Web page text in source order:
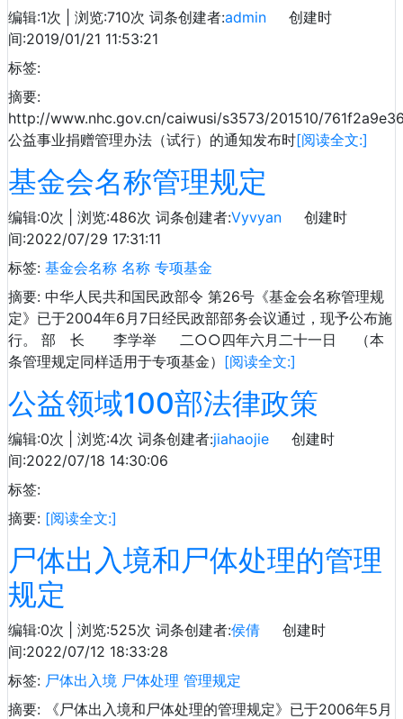
编辑:1次 | 浏览:710次 词条创建者:admin 创建时
间:2019/01/21 11:53:21
标签:
摘要:
http://www.nhc.gov.cn/caiwusi/s3573/201510/
公益事业捐赠管理办法（试行）的通知发布时[阅读全文:]
基金会名称管理规定
编辑:0次 | 浏览:486次 词条创建者:Vyvyan 创建时
间:2022/07/29 17:31:11
标签: 基金会名称 名称 专项基金
摘要: 中华人民共和国民政部令 第26号《基金会名称管理规
定》已于2004年6月7日经民政部部务会议通过，现予公布施
行。 部 长 李学举 二○○四年六月二十一日 （本
条管理规定同样适用于专项基金） [阅读全文:]
公益领域100部法律政策
编辑:0次 | 浏览:4次 词条创建者:jiahaojie 创建时
间:2022/07/18 14:30:06
标签:
摘要: [阅读全文:]
尸体出入境和尸体处理的管理
规定
编辑:0次 | 浏览:525次 词条创建者:侯倩 创建时
间:2022/07/12 18:33:28
标签: 尸体出入境 尸体处理 管理规定
摘要: 《尸体出入境和尸体处理的管理规定》已于2006年5月